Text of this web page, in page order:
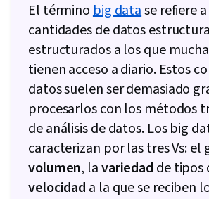
El términobig datase refiere
cantidades de datos
estructurados a los que
tienen acceso a diario. Estos
datos suelen ser demasiado
procesarlos con los métodos
de análisis de datos. Los big
caracterizan por las tres Vs: el
volumen, lavariedad de tipos
velocidad a la que se reciben